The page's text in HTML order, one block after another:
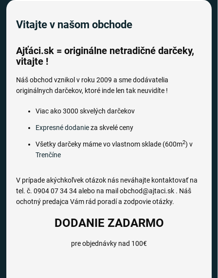
Vitajte v našom obchode
Ajťáci.sk = originálne netradičné darčeky,
vitajte !
Náš obchod vznikol v roku 2009 a sme dodávatelia
originálnych darčekov, ktoré inde len tak neuvidíte !
Viac ako 3000 skvelých darčekov
Expresné dodanieza skvelé ceny
Všetky darčeky máme vo vlastnom sklade (600m2) v
Trenčíne
V prípade akýchkoľvek otázok nás neváhajte kontaktovať na
tel. č. 0904 07 34 34 alebo na mail obchod@ajtaci.sk . Náš
ochotný predajca Vám rád poradí a zodpovie otázky.
DODANIE ZADARMO
pre objednávky nad 100€